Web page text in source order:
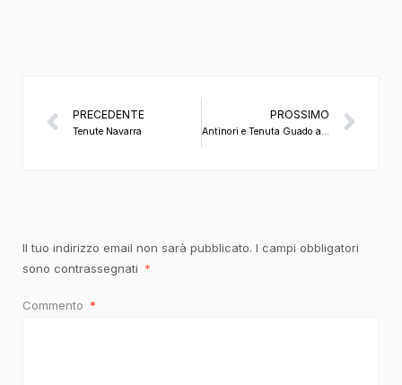
PRECEDENTE
Tenute Navarra
PROSSIMO
Antinori e Tenuta Guado al Tasso
Il tuo indirizzo email non sarà pubblicato. I campi obbligatori
sono contrassegnati *
Commento *